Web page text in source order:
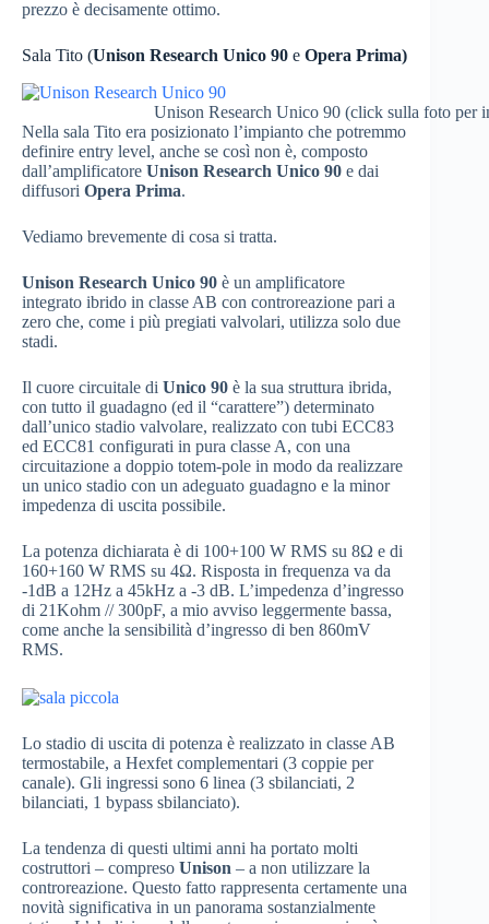
prezzo è decisamente ottimo.
Sala Tito (Unison Research Unico 90 e Opera Prima)
Unison Research Unico 90 (click sulla foto per
Nella sala Tito era posizionato l’impianto che potremmo
definire entry level, anche se così non è, composto
dall’amplificatore Unison Research Unico 90 e dai
diffusori Opera Prima.
Vediamo brevemente di cosa si tratta.
Unison Research Unico 90 è un amplificatore
integrato ibrido in classe AB con controreazione pari a
zero che, come i più pregiati valvolari, utilizza solo due
stadi.
Il cuore circuitale di Unico 90 è la sua struttura ibrida,
con tutto il guadagno (ed il “carattere”) determinato
dall’unico stadio valvolare, realizzato con tubi ECC83
ed ECC81 configurati in pura classe A, con una
circuitazione a doppio totem-pole in modo da realizzare
un unico stadio con un adeguato guadagno e la minor
impedenza di uscita possibile.
La potenza dichiarata è di 100+100 W RMS su 8Ω e di
160+160 W RMS su 4Ω. Risposta in frequenza va da
-1dB a 12Hz a 45kHz a -3 dB. L’impedenza d’ingresso
di 21Kohm // 300pF, a mio avviso leggermente bassa,
come anche la sensibilità d’ingresso di ben 860mV
RMS.
Lo stadio di uscita di potenza è realizzato in classe AB
termostabile, a Hexfet complementari (3 coppie per
canale). Gli ingressi sono 6 linea (3 sbilanciati, 2
bilanciati, 1 bypass sbilanciato).
La tendenza di questi ultimi anni ha portato molti
costruttori – compreso Unison – a non utilizzare la
controreazione. Questo fatto rappresenta certamente una
novità significativa in un panorama sostanzialmente